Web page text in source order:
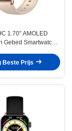
1.70" AMOLED
Gebed Smartwatch
Health Monitoring
Beste Prijs